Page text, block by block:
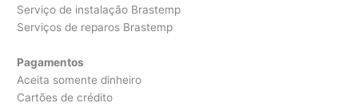
Serviço de instalação Brastemp
Serviços de reparos Brastemp
Pagamentos
Aceita somente dinheiro
Cartões de crédito